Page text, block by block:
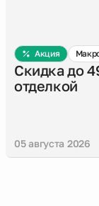
Акция
Скидка до
отделкой
05 августа 2026